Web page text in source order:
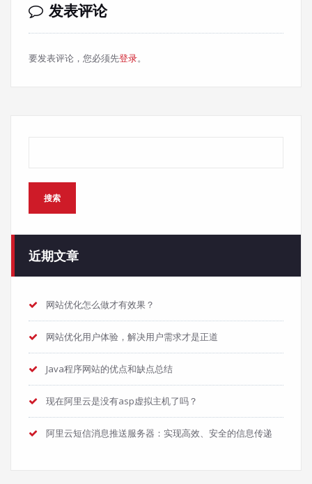
发表评论
要发表评论，您必须先登录。
搜索
近期文章
网站优化怎么做才有效果？
网站优化用户体验，解决用户需求才是正道
Java程序网站的优点和缺点总结
现在阿里云是没有asp虚拟主机了吗？
阿里云短信消息推送服务器：实现高效、安全的信息传递